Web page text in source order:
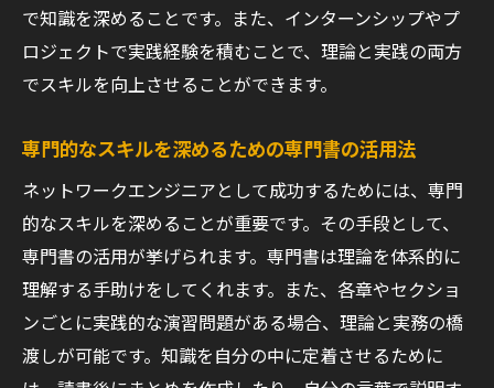
継続的な学びを支える習慣化の方法
ネットワークエンジニアが避けたいスキル停滞
の罠
成長の障害となる業務外の要因を解消する
過去の成功に頼らず新たな挑戦を続ける方
法
定期的なスキルチェックで停滞を防ぐ
業界の変化に乗り遅れないための対策
で知識を深めることです。また、インターンシップやプ
ロジェクトで実践経験を積むことで、理論と実践の両方
でスキルを向上させることができます。
専門的なスキルを深めるための専門書の活用法
ネットワークエンジニアとして成功するためには、専門
的なスキルを深めることが重要です。その手段として、
専門書の活用が挙げられます。専門書は理論を体系的に
理解する手助けをしてくれます。また、各章やセクショ
ンごとに実践的な演習問題がある場合、理論と実務の橋
渡しが可能です。知識を自分の中に定着させるために